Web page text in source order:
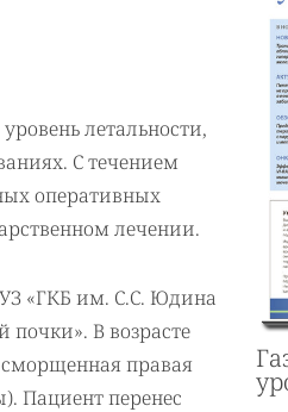
летальности,
С течением
оперативных
лечении.
«ГКБ им. С.С. Юдина
В возрасте
правая
Пациент перенес